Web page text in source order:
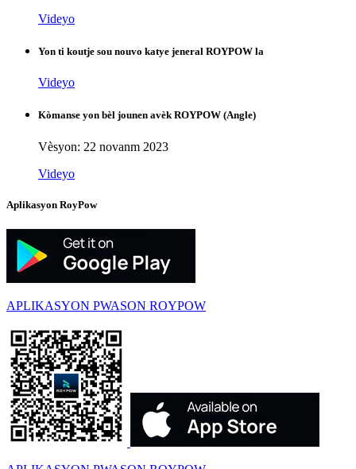
Videyo
Yon ti koutje sou nouvo katye jeneral ROYPOW la
Videyo
Kòmanse yon bèl jounen avèk ROYPOW (Angle)
Vèsyon: 22 novanm 2023
Videyo
Aplikasyon RoyPow
APLIKASYON PWASON ROYPOW